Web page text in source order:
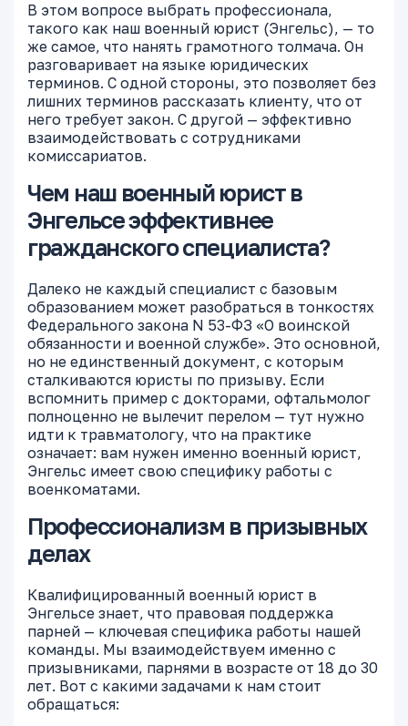
В этом вопросе выбрать профессионала,
такого как наш военный юрист (Энгельс), — то
же самое, что нанять грамотного толмача. Он
разговаривает на языке юридических
терминов. С одной стороны, это позволяет без
лишних терминов рассказать клиенту, что от
него требует закон. С другой — эффективно
взаимодействовать с сотрудниками
комиссариатов.
Чем наш военный юрист в
Энгельсе эффективнее
гражданского специалиста?
Далеко не каждый специалист с базовым
образованием может разобраться в тонкостях
Федерального закона N 53-ФЗ «О воинской
обязанности и военной службе». Это основной,
но не единственный документ, с которым
сталкиваются юристы по призыву. Если
вспомнить пример с докторами, офтальмолог
полноценно не вылечит перелом — тут нужно
идти к травматологу, что на практике
означает: вам нужен именно военный юрист,
Энгельс имеет свою специфику работы с
военкоматами.
Профессионализм в призывных
делах
Квалифицированный военный юрист в
Энгельсе знает, что правовая поддержка
парней — ключевая специфика работы нашей
команды. Мы взаимодействуем именно с
призывниками, парнями в возрасте от 18 до 30
лет. Вот с какими задачами к нам стоит
обращаться: